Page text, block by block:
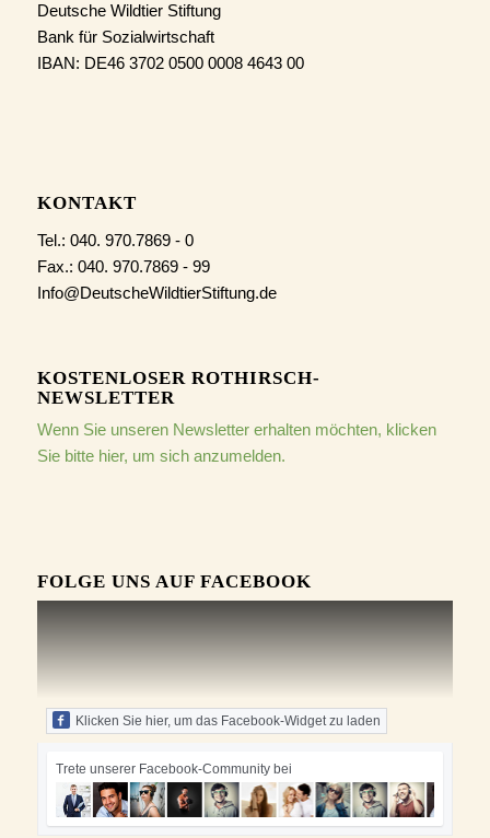
Deutsche Wildtier Stiftung
Bank für Sozialwirtschaft
IBAN: DE46 3702 0500 0008 4643 00
KONTAKT
Tel.: 040. 970.7869 - 0
Fax.: 040. 970.7869 - 99
Info@DeutscheWildtierStiftung.de
KOSTENLOSER ROTHIRSCH-
NEWSLETTER
Wenn Sie unseren Newsletter erhalten möchten, klicken
Sie bitte hier, um sich anzumelden.
FOLGE UNS AUF FACEBOOK
Klicken Sie hier, um das Facebook-Widget zu laden
Trete unserer Facebook-Community bei